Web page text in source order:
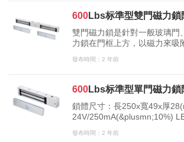
600Lbs标準型雙門磁力
雙門磁力鎖是針對一般玻璃門
力鎖在門框上方，以磁力來吸
發布時間：2 年前
600Lbs标準型單門磁力
鎖體尺寸：長250x寬49x厚
24V/250mA(&plusmn;10%)
發布時間：2 年前